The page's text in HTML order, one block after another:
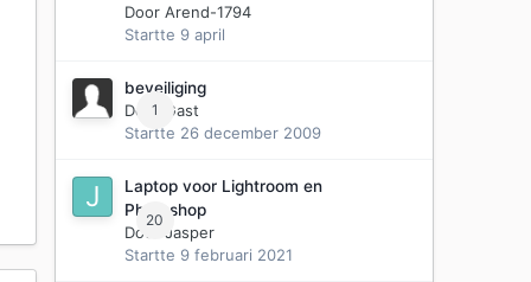
Door Arend-1794
Startte 9 april
1
beveiliging
Door Gast
Startte 26 december 2009
20
Laptop voor Lightroom en
Photoshop
Door Jasper
Startte 9 februari 2021